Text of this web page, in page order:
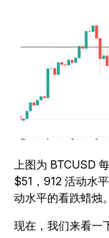
上图为 BTCUSD
$51，912 活动水
动水平的看跌蜡烛
现在，我们来看一